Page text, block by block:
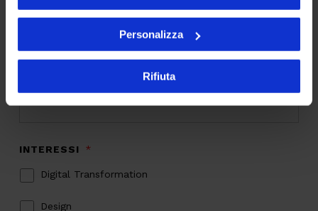
Personalizza
Rifiuta
Iscriviti alla newsletter
INTERESSI *
Digital Transformation
Design